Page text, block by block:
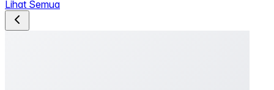
Lihat Semua